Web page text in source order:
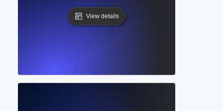
View details